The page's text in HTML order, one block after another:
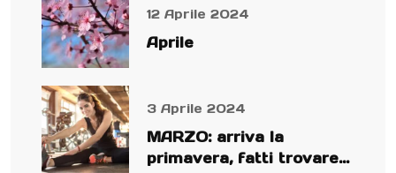
12 Aprile 2024
Aprile
3 Aprile 2024
MARZO: arriva la
primavera, fatti trovare